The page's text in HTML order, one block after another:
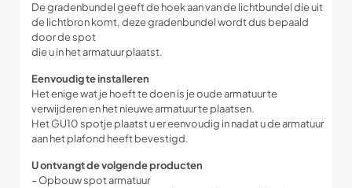
De gradenbundel geeft de hoek aan van de lichtbundel die uit
de lichtbron komt, deze gradenbundel wordt dus bepaald
door de spot
die u in het armatuur plaatst.
Eenvoudig te installeren
Het enige wat je hoeft te doen is je oude armatuur te
verwijderen en het nieuwe armatuur te plaatsen.
Het GU10 spotje plaatst u er eenvoudig in nadat u de armatuur
aan het plafond heeft bevestigd.
U ontvangt de volgende producten
– Opbouw spot armatuur